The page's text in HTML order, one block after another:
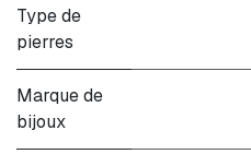
Type de
pierres
Marque de
bijoux